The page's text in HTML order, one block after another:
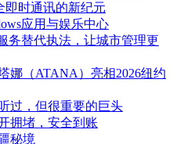
即时通讯的新纪元
应用与娱乐中心
务替代执法，让城市管理更
娜（ATANA）亮相2026纽约
过，但很重要的巨头
拥堵，安全到账
秘境